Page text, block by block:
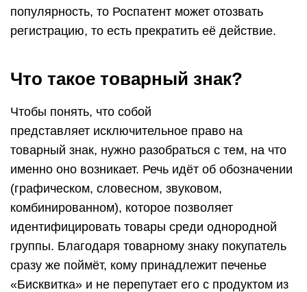
популярность, то Роспатент может отозвать
регистрацию, то есть прекратить её действие.
Что такое товарный знак?
Чтобы понять, что собой
представляет исключительное право на
товарный знак, нужно разобраться с тем, на что
именно оно возникает. Речь идёт об обозначении
(графическом, словесном, звуковом,
комбинированном), которое позволяет
идентифицировать товары среди однородной
группы. Благодаря товарному знаку покупатель
сразу же поймёт, кому принадлежит печенье
«Бисквитка» и не перепутает его с продуктом из